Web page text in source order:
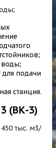
воды;
для подачи
станция.
(ВК-3)
тыс. м3/